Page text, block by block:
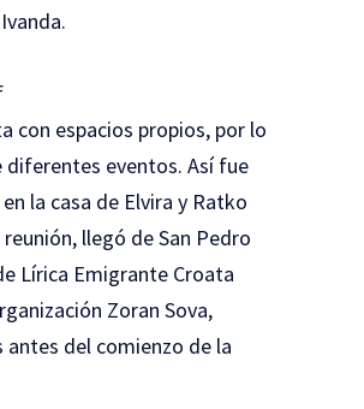
con espacios propios, por lo
diferentes eventos. Así fue
la casa de Elvira y Ratko
llegó de San Pedro
Lírica Emigrante Croata
Zoran Sova,
antes del comienzo de la